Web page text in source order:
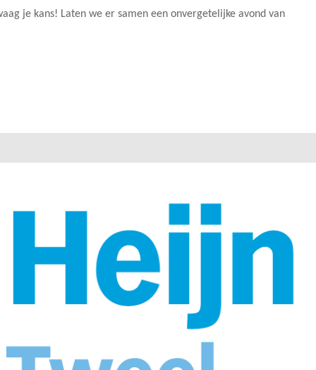
je kans! Laten we er samen een onvergetelijke avond van